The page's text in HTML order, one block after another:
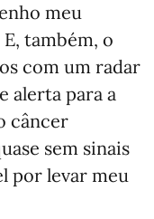
meu
também, o
com um radar
alerta para a
câncer
sem sinais
por levar meu